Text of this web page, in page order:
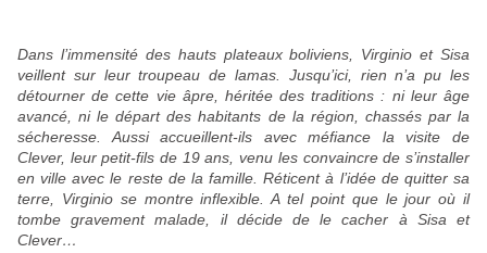
Dans l’immensité des hauts plateaux boliviens, Virginio et Sisa
veillent sur leur troupeau de lamas. Jusqu’ici, rien n’a pu les
détourner de cette vie âpre, héritée des traditions : ni leur âge
avancé, ni le départ des habitants de la région, chassés par la
sécheresse. Aussi accueillent-ils avec méfiance la visite de
Clever, leur petit-fils de 19 ans, venu les convaincre de s’installer
en ville avec le reste de la famille. Réticent à l’idée de quitter sa
terre, Virginio se montre inflexible. A tel point que le jour où il
tombe gravement malade, il décide de le cacher à Sisa et
Clever…